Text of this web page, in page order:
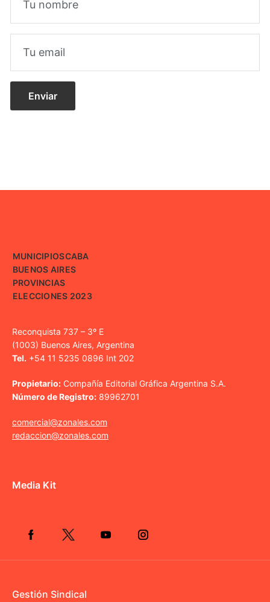
MUNICIPIOSCABA
BUENOS AIRES
PROVINCIAS
ELECCIONES 2023
Reconquista 737 – 3º E
(1003) Buenos Aires, Argentina
Tel. +54 11 5235 0896 Int 202
Propietario: Compañía Editorial Gráfica Argentina S.A.
Número de Registro: 89962701
comercial@zonales.com
redaccion@zonales.com
Media Kit
Gestión Sindical